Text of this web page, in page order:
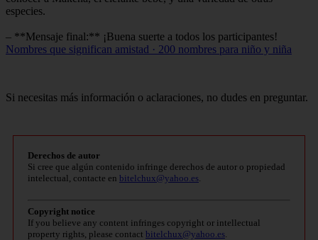
especies.
– **Mensaje final:** ¡Buena suerte a todos los participantes!
Nombres que significan amistad · 200 nombres para niño y niña
Si necesitas más información o aclaraciones, no dudes en preguntar.
Derechos de autor
Si cree que algún contenido infringe derechos de autor o propiedad
intelectual, contacte en bitelchux@yahoo.es
Copyright notice
If you believe any content infringes copyright or intellectual
property rights, please contact bitelchux@yahoo.es